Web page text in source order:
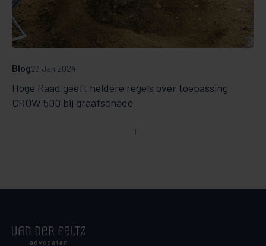
Hoge Raad geeft heldere regels over toepassing
CROW 500 bij graafschade
Blog23 Jan 2024